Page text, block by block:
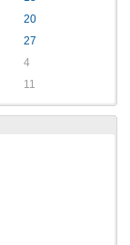
20
27
4
11